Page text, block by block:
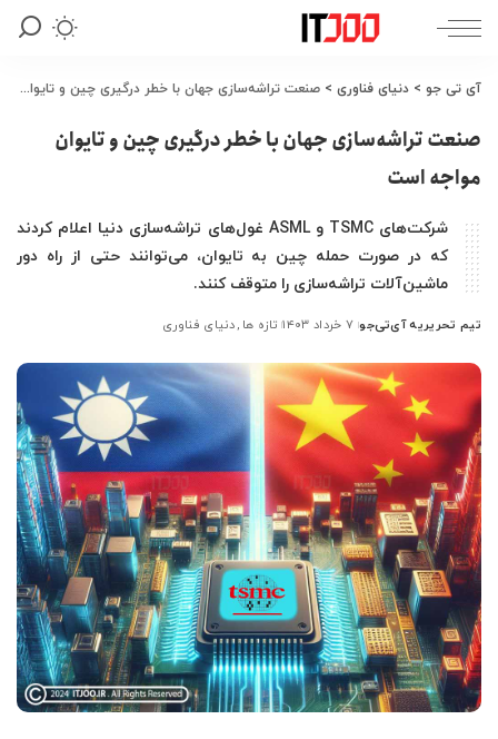
آی تی جو > دنیای فناوری > صنعت تراشه‌سازی جهان با خطر درگیری چین و تایوان مواجه است
صنعت تراشه‌سازی جهان با خطر درگیری چین و تایوان
مواجه است
شرکت‌های TSMC و ASML غول‌های تراشه‌سازی دنیا اعلام کردند
که در صورت حمله چین به تایوان، می‌توانند حتی از راه دور
ماشین‌آلات تراشه‌سازی را متوقف کنند.
ارسال
توسط
تیم تحریریه آی‌تی‌جو ۷ خرداد ۱۴۰۳ تازه ها دنیای فناوری